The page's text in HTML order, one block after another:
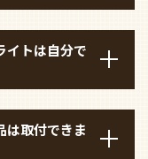
イトは自分で
は取付できま